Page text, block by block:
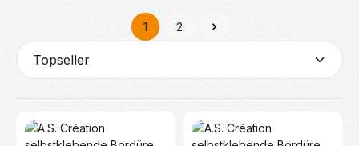
Seite
1
Seite
2